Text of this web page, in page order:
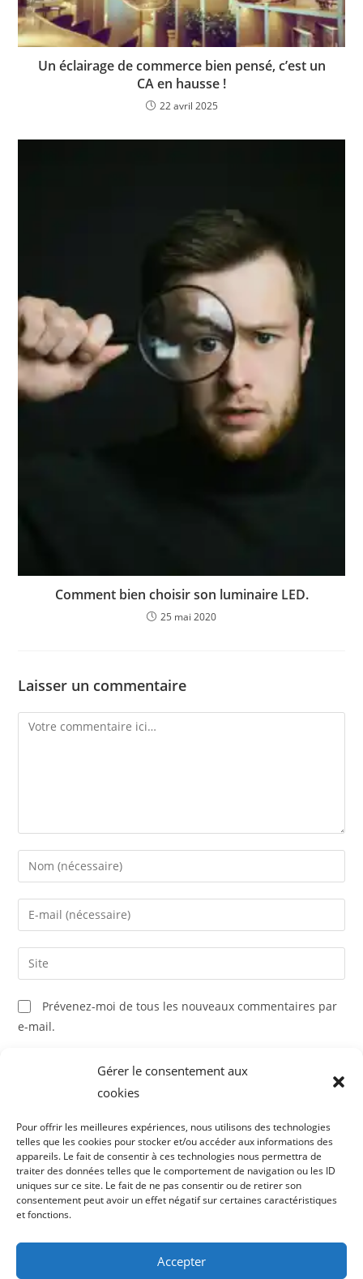
Gérer le consentement aux
cookies
Pour offrir les meilleures expériences, nous utilisons des technologies
telles que les cookies pour stocker et/ou accéder aux informations des
appareils. Le fait de consentir à ces technologies nous permettra de
traiter des données telles que le comportement de navigation ou les ID
uniques sur ce site. Le fait de ne pas consentir ou de retirer son
consentement peut avoir un effet négatif sur certaines caractéristiques
et fonctions.
Accepter
Un éclairage de commerce bien pensé, c’est un
CA en hausse !
22 avril 2025
Comment bien choisir son luminaire LED.
25 mai 2020
Laisser un commentaire
Comment
Enter
your
name
comment
Enter
your
email
address
comment
Saisir
l’URL
de
votre
Prévenez-moi de tous les nouveaux commentaires par
e-mail.
Prévenez-moi de tous les nouveaux articles par e-mail.